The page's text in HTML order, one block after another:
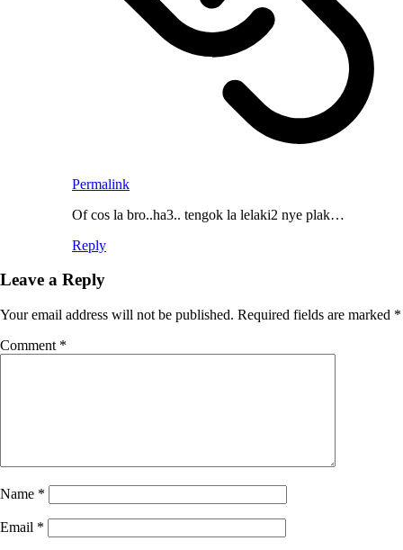
Permalink
Of cos la bro..ha3.. tengok la lelaki2 nye plak…
Reply
Leave a Reply
Your email address will not be published. Required fields are marked *
Comment *
Name *
Email *